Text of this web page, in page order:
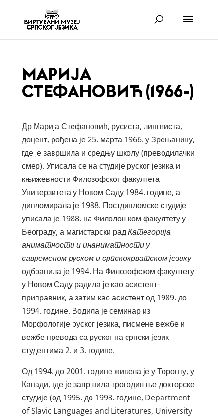
МАРИЈА
СТЕФАНОВИЋ (1966-)
Др Марија Стефановић, русиста, лингвиста,
доцент, рођена је 25. марта 1966. у Зрењанину,
где је завршила и средњу школу (преводилачки
смер). Уписала се на студије руског језика и
књижевности Филозофског факултета
Универзитета у Новом Саду 1984. године, а
дипломирала је 1988. Постдипломске студије
уписала је 1988. на Филолошком факултету у
Београду, а магистарски радКатегорија
аниматности и инаниматности у
савременом руском и српскохрватском језику
одбранила је 1994. На Филозофском факултету
у Новом Саду радила је као асистент-
приправник, а затим као асистент од 1989. до
1994. године. Водила је семинар из
Морфологије руског језика, писмене вежбе и
вежбе превода са руског на српски језик
студентима 2. и 3. године.
Од 1994. до 2001. године живела је у Торонту, у
Канади, где је завршила трогодишње докторске
студије (од 1995. до 1998. године, Department
of Slavic Languages and Literatures, University